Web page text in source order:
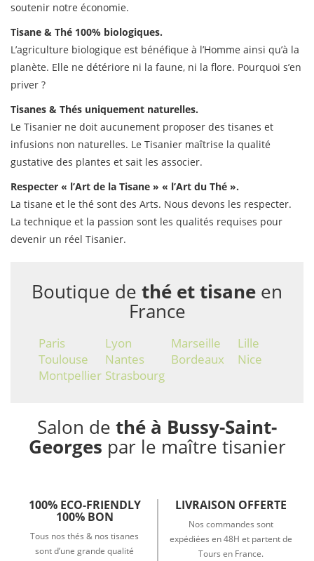
soutenir notre économie.
Tisane & Thé 100% biologiques.
L’agriculture biologique est bénéfique à l’Homme ainsi qu’à la
planète. Elle ne détériore ni la faune, ni la flore. Pourquoi s’en
priver ?
Tisanes & Thés uniquement naturelles.
Le Tisanier ne doit aucunement proposer des tisanes et
infusions non naturelles. Le Tisanier maîtrise la qualité
gustative des plantes et sait les associer.
Respecter « l’Art de la Tisane » « l’Art du Thé ».
La tisane et le thé sont des Arts. Nous devons les respecter.
La technique et la passion sont les qualités requises pour
devenir un réel Tisanier.
Boutique de thé et tisane en
France
Paris Lyon Marseille
Lille
Toulouse
Nantes Bordeaux
Nice
Montpellier Strasbourg
Salon de thé à Bussy-Saint-
Georges par le maître tisanier
100% ECO-FRIENDLY
100% BON
Tous nos thés & nos tisanes
sont d’une grande qualité
LIVRAISON OFFERTE
Nos commandes sont
expédiées en 48H et partent de
Tours en France.